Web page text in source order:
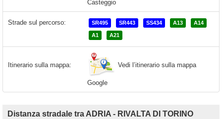
Strade sul percorso: SR495 SR443 SS434 A13 A14
A1 A21
Itinerario sulla mappa: Vedi l’itinerario sulla mappa
Google
Distanza stradale tra ADRIA - RIVALTA DI TORINO